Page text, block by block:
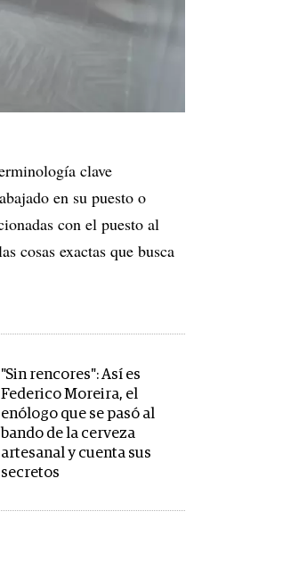
clave
en su puesto o
con el puesto al
cosas exactas que busca
"Sin rencores": Así es
Federico Moreira, el
enólogo que se pasó al
bando de la cerveza
artesanal y cuenta sus
secretos